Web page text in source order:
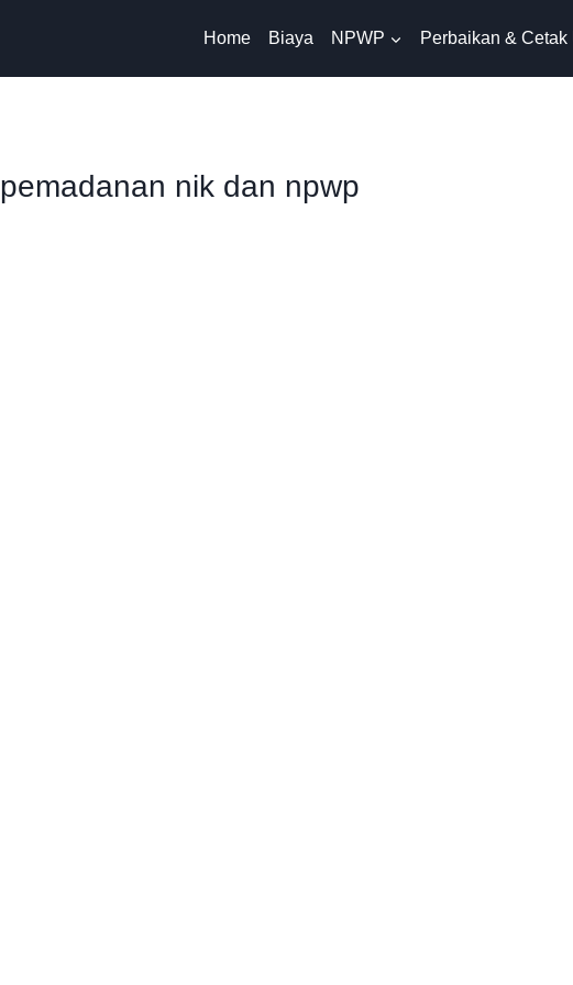
Home Biaya NPWP Perbaikan & Cetak
pemadanan nik dan npwp